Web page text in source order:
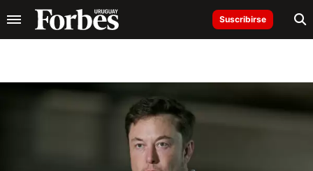
Suscribirse